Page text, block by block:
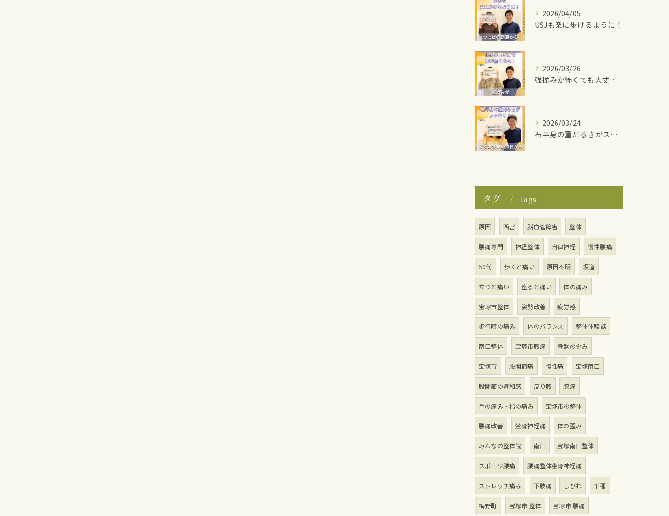
2026/04/05
USJも楽に歩けるように！
2026/03/26
強揉みが怖くても大丈夫！
2026/03/24
右半身の重だるさがスッキリ！
タグ Tags
原因 西宮 脳血管障害 整体
腰痛専門 神経整体 自律神経 慢性腰痛
50代 歩くと痛い 原因不明 坂道
立つと痛い 座ると痛い 体の痛み
宝塚市整体 姿勢改善 疲労感
歩行時の痛み 体のバランス 整体体験談
南口整体 宝塚市腰痛 骨盤の歪み
宝塚市 股関節痛 慢性痛 宝塚南口
股関節の違和感 反り腰 膝痛
手の痛み・指の痛み 宝塚市の整体
腰痛改善 坐骨神経痛 体の歪み
みんなの整体院 南口 宝塚南口整体
スポーツ腰痛 腰痛整体坐骨神経痛
ストレッチ痛み 下肢痛 しびれ 千種
梅野町 宝塚市 整体 宝塚市 腰痛